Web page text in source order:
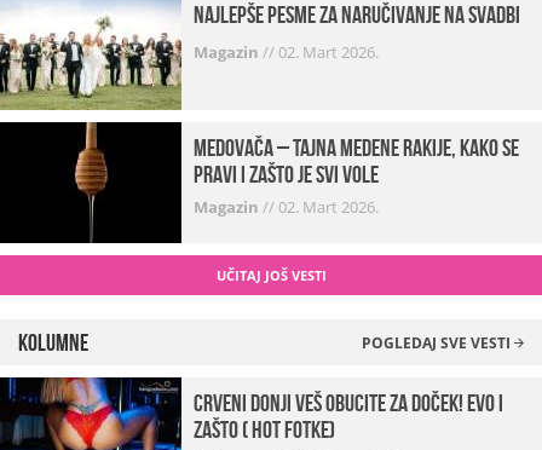
Najlepše pesme za naručivanje na svadbi
Magazin //02. Mart 2026.
Medovača – tajna medene rakije, kako se
pravi i zašto je svi vole
Magazin //02. Mart 2026.
UČITAJ JOŠ VESTI
Kolumne POGLEDAJ SVE VESTI
Crveni donji veš obucite za doček! Evo i
zašto ( hot fotke)